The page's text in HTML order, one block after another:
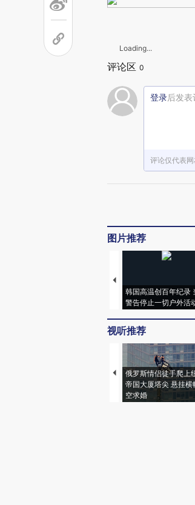
Loading...
评论区 0
登录后发
评论仅代表
图片推荐
韩国高温创百年纪录
警告停止一切户外活
视听推荐
俄罗斯情侣徒手爬上
帝国大厦塔尖 悬挂横
空求婚